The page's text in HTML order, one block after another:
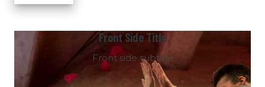
Front Side Title
Front side subtitle